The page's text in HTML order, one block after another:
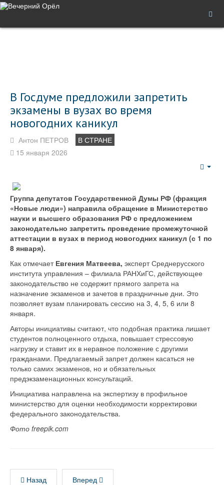
В Госдуме предложили запретить
экзамены в вузах во время
новогодних каникул
Антон ПЕТРОВ
В СТРАНЕ
15 января 2026
Группа депутатов Государственной Думы РФ (фракция
«Новые люди») направила обращение в Министерство
науки и высшего образования РФ с предложением
законодательно запретить проведение промежуточной
аттестации в вузах в период новогодних каникул (с 1 по
8 января).
Как отмечает Евгения Матвеева, эксперт Среднерусского
института управления – филиала РАНХиГС, действующее
законодательство не содержит прямого запрета на
назначение экзаменов и зачетов в праздничные дни. Это
позволяет вузам планировать сессию на 3, 4, 5, 6 или 8
января.
Авторы инициативы считают, что подобная практика лишает
студентов полноценного отдыха, повышает стрессовую
нагрузку и ставит их в неравное положение с другими
гражданами. Предлагаемый запрет должен касаться не
только самих экзаменов, но и обязательных
предэкзаменационных консультаций.
Инициатива направлена на экспертизу в профильное
министерство для оценки необходимости корректировки
федерального законодательства.
Фото freepik.com
Назад Вперед